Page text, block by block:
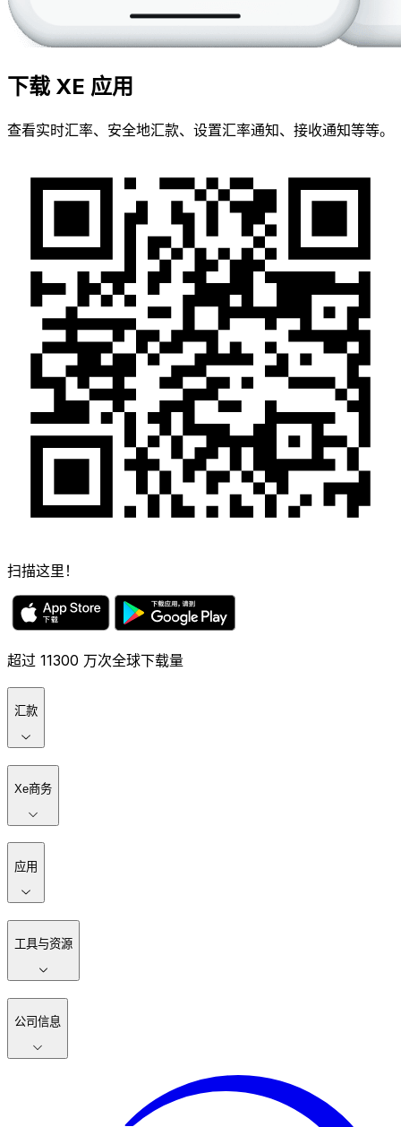
下载 XE 应用
查看实时汇率、安全地汇款、设置汇率通知、接收通知等等。
扫描这里！
超过 11300 万次全球下载量
汇款
Xe商务
应用
工具与资源
公司信息